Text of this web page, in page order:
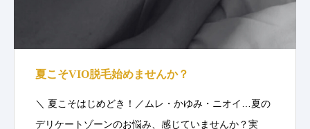
夏こそVIO脱毛始めませんか？
＼ 夏こそはじめどき！／ムレ・かゆみ・ニオイ…夏の
デリケートゾーンのお悩み、感じていませんか？実